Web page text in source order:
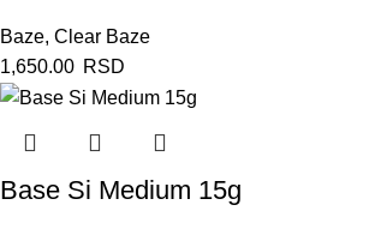
Baze, Clear Baze
1,650.00 RSD
Base Si Medium 15g